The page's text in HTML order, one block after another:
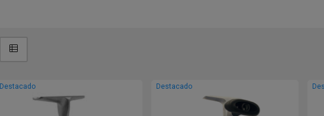
Destacado Destacado